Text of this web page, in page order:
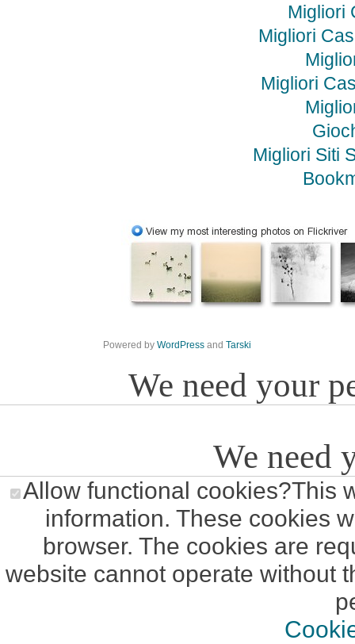
Migliori
Migliori
Migliori
Migliori Siti
Powered by WordPress and Tarski
We need your
We need
Allow functional cookies?This
information. These cookies
browser. The cookies are
website cannot operate without